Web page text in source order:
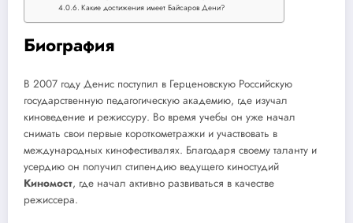
Какие достижения имеет Байсаров Дени?
Биография
В 2007 году Денис поступил в Герценовскую Российскую
государственную педагогическую академию, где изучал
киноведение и режиссуру. Во время учебы он уже начал
снимать свои первые короткометражки и участвовать в
международных кинофестивалях. Благодаря своему таланту и
усердию он получил стипендию ведущего киностудий
Киномост, где начал активно развиваться в качестве
режиссера.